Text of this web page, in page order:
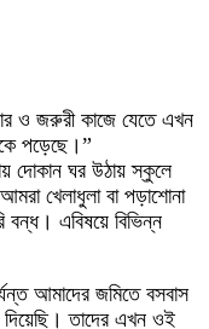
ও জরুরী কাজে যেতে এখন
পড়েছে।”
দোকান ঘর উঠায় স্কুলে
খেলাধুলা বা পড়াশোনা
বন্ধ। এবিষয়ে বিভিন্ন
আমাদের জমিতে বসবাস
দিয়েছি। তাদের এখন ওই